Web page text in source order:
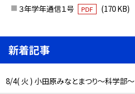
３年学年通信１号
PDF (170 KB)
新着記事
8/4( 火 ) 小田原みなとまつり～科学部～